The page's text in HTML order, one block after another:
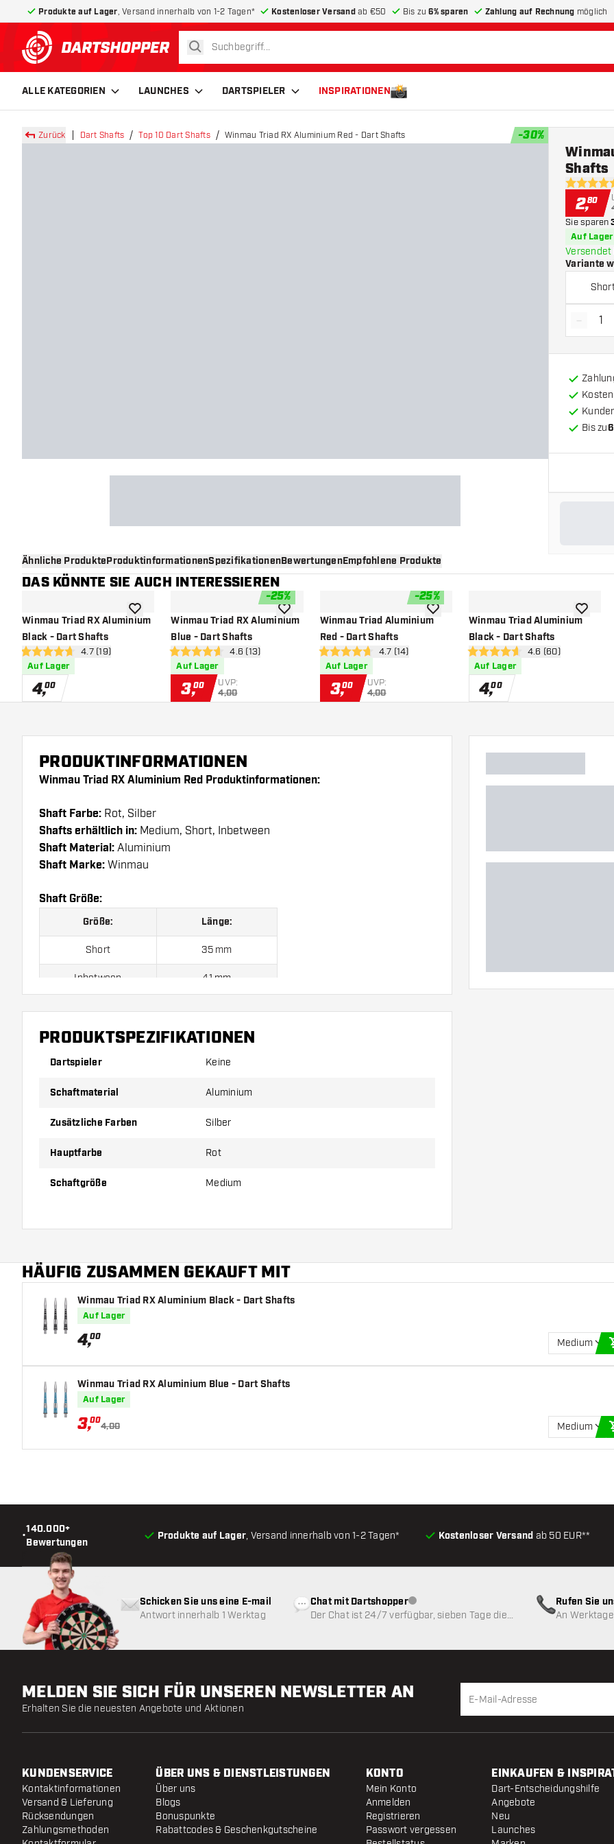
Produkte auf Lager , Versand innerhalb von 1-2 Tagen* Kostenloser Versandab €50 Bis zu6% sparen Zahlung auf Rechnung möglich
zurück zur Startseite
suchen
ALLE KATEGORIEN LAUNCHES DARTSPIELER INSPIRATIONEN
Zurück Dart Shafts Top 10 Dart Shafts Winmau Triad RX Aluminium Red - Dart Shafts -30%
4.9
Shafts
2,80
Sie sparen
Auf Lager
Versendet
Variante
-
Bis zu
Ähnliche ProdukteProduktinformationenSpezifikationenBewertungenEmpfohlene Produkte
DAS KÖNNTE SIE AUCH INTERESSIEREN
Winmau Triad RX Aluminium
Black - Dart Shafts
Bewertungsbereich öffnen
4.7 Bewertungssterne
4.7 (19)
Auf Lager
4,00
Zur Wunschliste hinzufügen
-25%
Winmau Triad RX Aluminium
Blue - Dart Shafts
Bewertungsbereich öffnen
4.6 Bewertungssterne
4.6 (13)
Auf Lager
3,00 UVP:
4,00
Zur Wunschliste hinzufügen
-25%
Winmau Triad Aluminium
Red - Dart Shafts
Bewertungsbereich öffnen
4.7 Bewertungssterne
4.7 (14)
Auf Lager
3,00 UVP:
4,00
Zur Wunschliste hinzufügen
Winmau Triad Aluminium
Black - Dart Shafts
4.6 Bewertungssterne
4.6 (60)
Auf Lager
4,00
Zur
PRODUKTINFORMATIONEN
Winmau Triad RX Aluminium Red Produktinformationen:
Shaft Farbe: Rot, Silber
Shafts erhältlich in: Medium, Short, Inbetween
Shaft Material: Aluminium
Shaft Marke: Winmau
Shaft Größe:
Größe: Länge:
Short 35 mm
Inbetween 41 mm
Preise gelten jeweils für ein Set (1 Set = 3 Stück).
PRODUKTSPEZIFIKATIONEN
Dartspieler Keine
Schaftmaterial Aluminium
Zusätzliche Farben Silber
Hauptfarbe Rot
Schaftgröße Medium
HÄUFIG ZUSAMMEN GEKAUFT MIT
Winmau Triad RX Aluminium Black - Dart Shafts
Auf Lager
4,00
Medium
Winmau Triad RX Aluminium Blue - Dart Shafts
Auf Lager
3,00
4,00 Medium
•
140.000+
Bewertungen
Produkte auf Lager, Versand innerhalb von 1-2 Tagen* Kostenloser Versand ab 50 EUR**
Schicken Sie uns eine E-mail
Antwort innerhalb 1 Werktag
Chat mit DartshopperKundenservice nicht verfügbar
Der Chat ist 24/7 verfügbar, sieben Tage die
Rufen Sie
An
MELDEN SIE SICH FÜR UNSEREN NEWSLETTER AN
Erhalten Sie die neuesten Angebote und Aktionen
KUNDENSERVICE
Kontaktinformationen
Versand & Lieferung
Rücksendungen
Zahlungsmethoden
ÜBER UNS & DIENSTLEISTUNGEN
Über uns
Blogs
Bonuspunkte
Rabattcodes & Geschenkgutscheine
KONTO
Mein Konto
Anmelden
Registrieren
Passwort vergessen
EINKAUFEN &
Dart-Entscheidungshilfe
Angebote
Neu
Launches